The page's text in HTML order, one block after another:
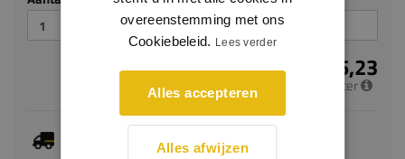
€ 5,23
per meter
Dit artikel is voorradig, de verwachte levertijd
bedraagt 1-3 werkdagen
overeenstemming met ons
Cookiebeleid. Lees verder
Alles accepteren
Alles afwijzen